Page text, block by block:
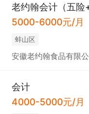
老约翰会计（五险
5000-6000元/月
蚌山区
安徽老约翰食品有限
会计
4000-5000元/月